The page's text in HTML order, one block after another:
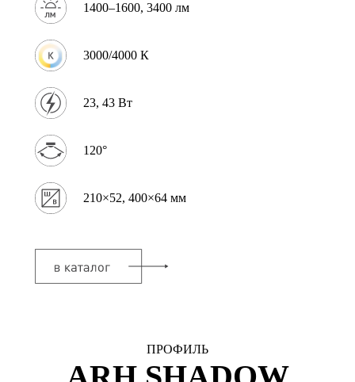
1400–1600, 3400 лм
3000/4000 К
23, 43 Вт
120°
210×52, 400×64 мм
ПРОФИЛЬ